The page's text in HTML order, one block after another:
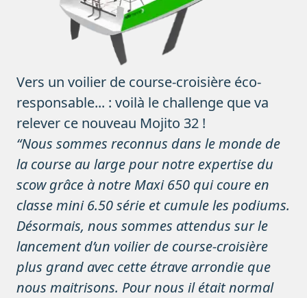
Vers un voilier de course-croisière éco-
responsable... : voilà le challenge que va
relever ce nouveau Mojito 32 !
“Nous sommes reconnus dans le monde de
la course au large pour notre expertise du
scow grâce à notre Maxi 650 qui coure en
classe mini 6.50 série et cumule les podiums.
Désormais, nous sommes attendus sur le
lancement d’un voilier de course-croisière
plus grand avec cette étrave arrondie que
nous maitrisons. Pour nous il était normal